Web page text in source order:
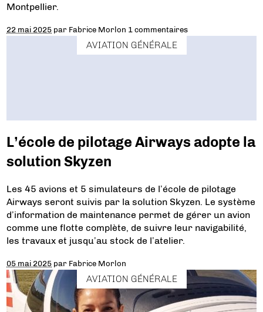
Montpellier.
22 mai 2025 par Fabrice Morlon 1 commentaires
AVIATION GÉNÉRALE
L’école de pilotage Airways adopte la
solution Skyzen
Les 45 avions et 5 simulateurs de l’école de pilotage
Airways seront suivis par la solution Skyzen. Le système
d’information de maintenance permet de gérer un avion
comme une flotte complète, de suivre leur navigabilité,
les travaux et jusqu’au stock de l’atelier.
05 mai 2025 par Fabrice Morlon
AVIATION GÉNÉRALE